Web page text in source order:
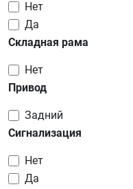
Нет
Да
Складная рама
Нет
Привод
Задний
Сигнализация
Нет
Да